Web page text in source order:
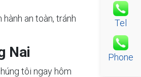
an toàn, tránh
Nai
tôi ngay hôm
Tel
Phone